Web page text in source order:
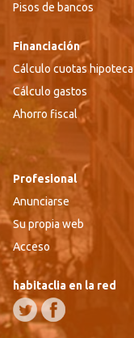
Pisos de bancos
Financiación
Cálculo cuotas hipoteca
Cálculo gastos
Ahorro fiscal
Profesional
Anunciarse
Su propia web
Acceso
habitaclia en la red